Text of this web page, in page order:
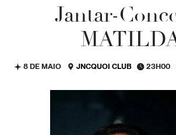
Jantar-
8 DE MAIO JNCQUOI CLUB 23H00